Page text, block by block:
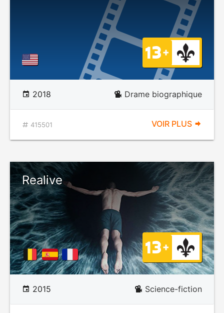
2018 Drame biographique
415501 VOIR PLUS
Realive
2015 Science-fiction